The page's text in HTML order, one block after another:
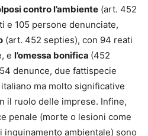
contro l’ambiente (art. 452
e 105 persone denunciate,
(art. 452 septies), con 94 reati
e l’omessa bonifica (452
denunce, due fattispecie
ma molto significative
il ruolo delle imprese. Infine,
penale (morte o lesioni come
ambientale) sono